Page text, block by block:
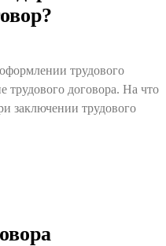
трудового
трудового договора. На что
заключении трудового